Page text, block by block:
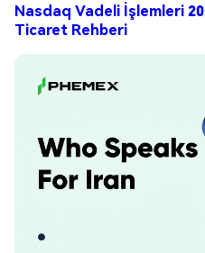
Nasdaq Vadeli İşlemleri
Ticaret Rehberi